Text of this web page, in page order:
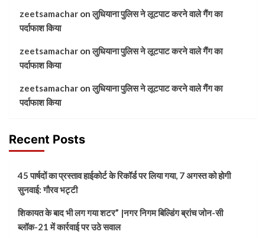
zeetsamachar onलुधियाना पुलिस ने लूटपाट करने वाले गैंग का
पर्दाफाश किया
zeetsamachar onलुधियाना पुलिस ने लूटपाट करने वाले गैंग का
पर्दाफाश किया
zeetsamachar onलुधियाना पुलिस ने लूटपाट करने वाले गैंग का
पर्दाफाश किया
Recent Posts
45 पार्षदों का प्रस्ताव हाईकोर्ट के रिकॉर्ड पर लिया गया, 7 अगस्त को होगी
सुनवाई: गौरव भट्टी
शिकायत के बाद भी लग गया शटर” |नगर निगम बिल्डिंग ब्रांच जोन-सी
ब्लॉक-21 में कार्रवाई पर उठे सवाल